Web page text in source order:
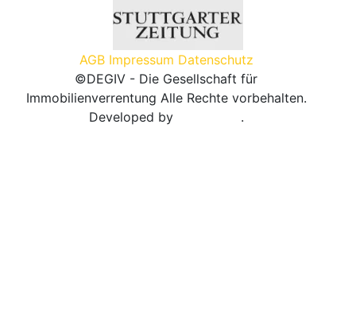
AGB Impressum Datenschutz
©DEGIV - Die Gesellschaft für
Immobilienverrentung Alle Rechte vorbehalten.
Developed by
.